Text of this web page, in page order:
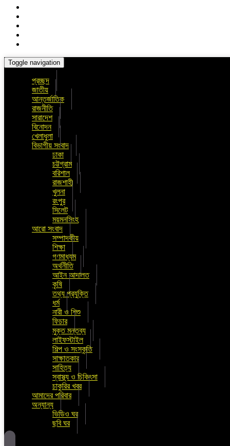
Toggle navigation
প্রচ্ছদ
জাতীয়
আন্তর্জাতিক
রাজনীতি
সারাদেশ
বিনোদন
খেলাধুলা
বিভাগীয় সংবাদ
ঢাকা
চট্টগ্রাম
বরিশাল
রাজশাহী
খুলনা
রংপুর
সিলেট
ময়মনসিংহ
আরো সংবাদ
সম্পাদকীয়
শিক্ষা
গণমাধ্যম
অর্থনীতি
আইন আদালত
কৃষি
তথ্য প্রযুক্তি
ধর্ম
নারী ও শিশু
ফিচার
মুক্ত মন্তব্য
লাইফস্টাইল
শিল্প ও সংস্কৃতি
সাক্ষাতকার
সাহিত্য
স্বাস্থ্য ও চিকিৎসা
চাকুরির খবর
আমাদের পরিবার
অন্যান্য
ভিডিও ঘর
ছবি ঘর